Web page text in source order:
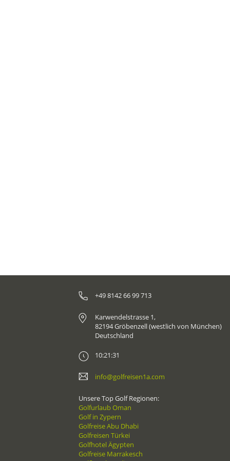
+49 8142 66 99 713
Karwendelstrasse 1,
82194 Gröbenzell (westlich von München)
Deutschland
10:21:31
info@golfreisen1a.com
Unsere Top Golf Regionen:
Golfurlaub Oman
Golf in Zypern
Golfreise Abu Dhabi
Golfreisen Türkei
Golfhotel Ägypten
Golfreise Marrakesch